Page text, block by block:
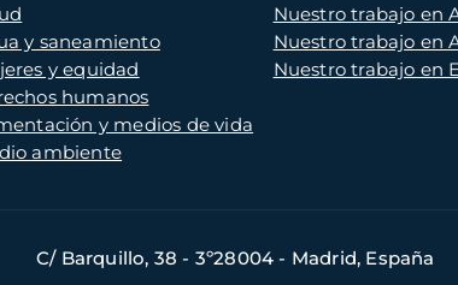
y saneamiento
y equidad
humanos
y medios de vida
ambiente
Nuestro trabajo en
Nuestro trabajo en
Nuestro trabajo en
C/ Barquillo, 38 - 3º28004 - Madrid, España